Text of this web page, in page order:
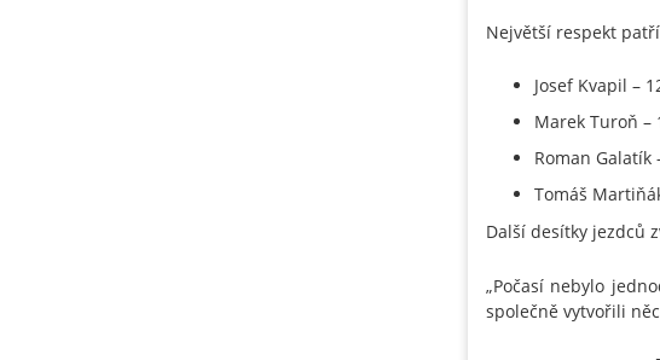
Největší respekt
Josef Kvapil –
Marek Turoň –
Roman Galatík
Tomáš
Další desítky jezdců
„Počasí nebylo
společně vytvořili